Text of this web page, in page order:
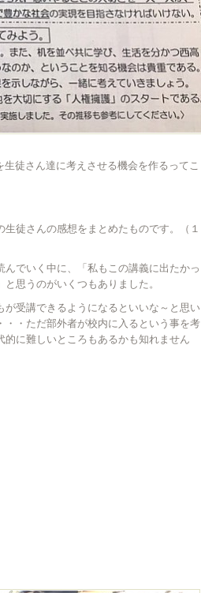
徒さん達に考えさせる機会を作るってこ
生徒さんの感想をまとめたものです。（１
んでいく中に、「私もこの講義に出たかっ
と思うのがいくつもありました。
が受講できるようになるといいな～と思い
・・ただ部外者が校内に入るという事を考
的に難しいところもあるかも知れません